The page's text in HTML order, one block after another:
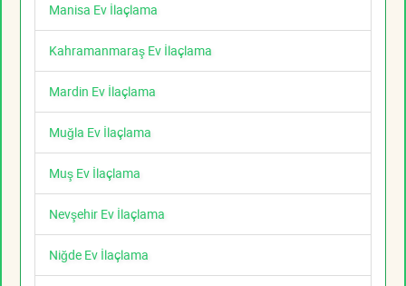
Manisa Ev İlaçlama
Kahramanmaraş Ev İlaçlama
Mardin Ev İlaçlama
Muğla Ev İlaçlama
Muş Ev İlaçlama
Nevşehir Ev İlaçlama
Niğde Ev İlaçlama